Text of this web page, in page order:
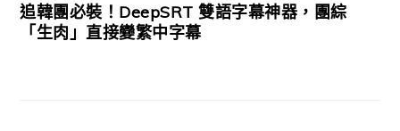
追韓團必裝！DeepSRT 雙語字幕神器，團綜
「生肉」直接變繁中字幕